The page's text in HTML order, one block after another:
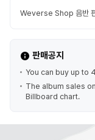
Weverse Shop 음반
판매공지
You can buy up to
The album sales
Billboard chart.